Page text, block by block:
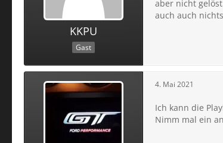
KKPU
Gast
aber nicht
auch auch
4. Mai 2021
Ich kann die
Nimm mal ein